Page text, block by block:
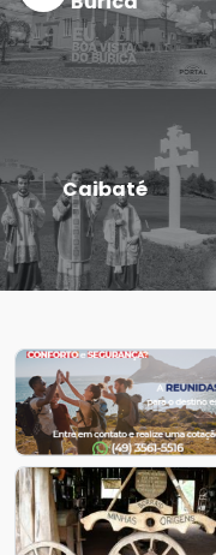
Entre-Ijuís